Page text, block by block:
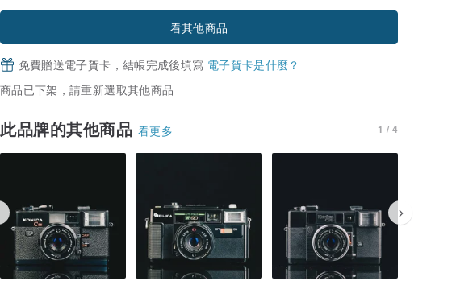
看其他商品
免費贈送電子賀卡，結帳完成後填寫 電子賀卡是什麼？
商品已下架，請重新選取其他商品
此品牌的其他商品 看更多 1 / 4